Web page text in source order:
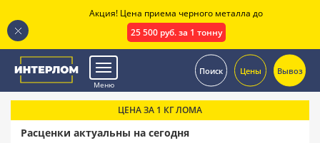
Меню
Поиск Цены Вывоз
ЦЕНА ЗА 1 КГ ЛОМА
Расценки актуальны на сегодня
Акция! Цена приема черного металла до
25 500 руб. за 1 тонну
.